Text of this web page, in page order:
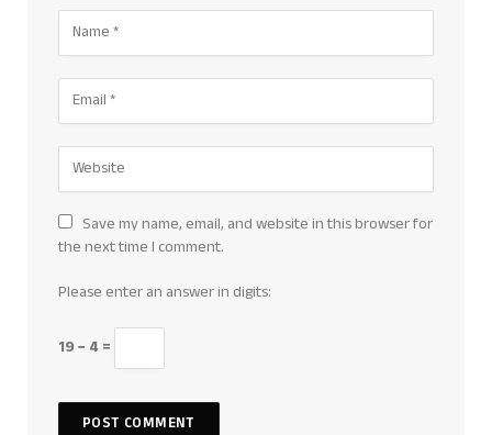
Save my name, email, and website in this browser for
the next time I comment.
Please enter an answer in digits:
19 − 4 =